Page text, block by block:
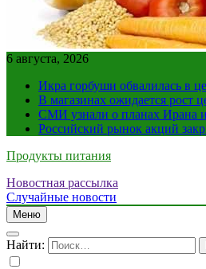
6 августа, 2026
Икра горбуши обвалилась в
В магазинах ожидается рост
СМИ узнали о планах Ирана
Российский рынок акций
Продукты питания
Новостная рассылка
Случайные новости
Меню
Найти: